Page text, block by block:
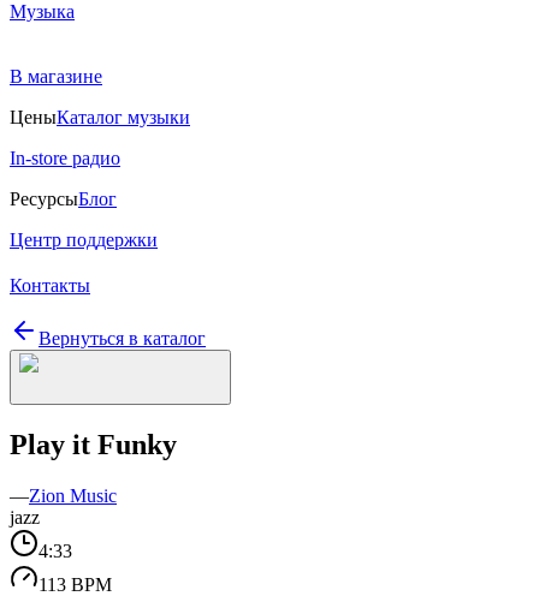
Музыка
В магазине
ЦеныКаталог музыки
In-store радио
РесурсыБлог
Центр поддержки
Контакты
Вернуться в каталог
Play it Funky
—Zion Music
jazz
4:33
113 BPM